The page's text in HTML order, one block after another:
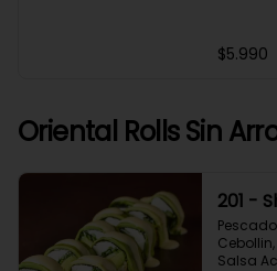
$5.990
Oriental Rolls Sin
201 -
Salsa